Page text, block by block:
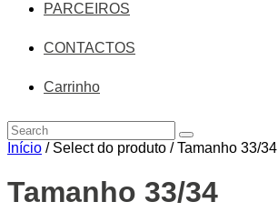
PARCEIROS
CONTACTOS
Carrinho
Início / Select do produto / Tamanho 33/34
Tamanho 33/34